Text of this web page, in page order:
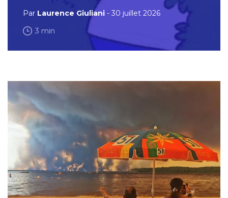
Par Laurence Giuliani - 30 juillet 2026
3 min